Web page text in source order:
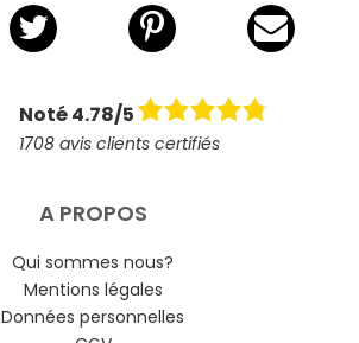
Noté 4.78/5
1708 avis clients certifiés
A PROPOS
Qui sommes nous?
Mentions légales
Données personnelles